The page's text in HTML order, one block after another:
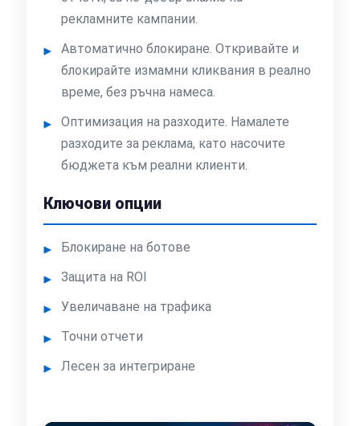
рекламните кампании.
Автоматично блокиране. Откривайте и
блокирайте измамни кликвания в реално
време, без ръчна намеса.
Оптимизация на разходите. Намалете
разходите за реклама, като насочите
бюджета към реални клиенти.
Ключови опции
Блокиране на ботове
Защита на ROI
Увеличаване на трафика
Точни отчети
Лесен за интегриране